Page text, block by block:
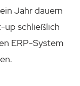
Jahr dauern
up schließlich
ERP-System